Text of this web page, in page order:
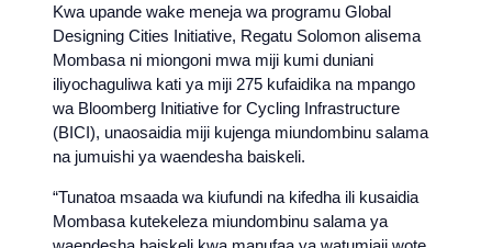
Kwa upande wake meneja wa programu Global
Designing Cities Initiative, Regatu Solomon alisema
Mombasa ni miongoni mwa miji kumi duniani
iliyochaguliwa kati ya miji 275 kufaidika na mpango
wa Bloomberg Initiative for Cycling Infrastructure
(BICI), unaosaidia miji kujenga miundombinu salama
na jumuishi ya waendesha baiskeli.
“Tunatoa msaada wa kiufundi na kifedha ili kusaidia
Mombasa kutekeleza miundombinu salama ya